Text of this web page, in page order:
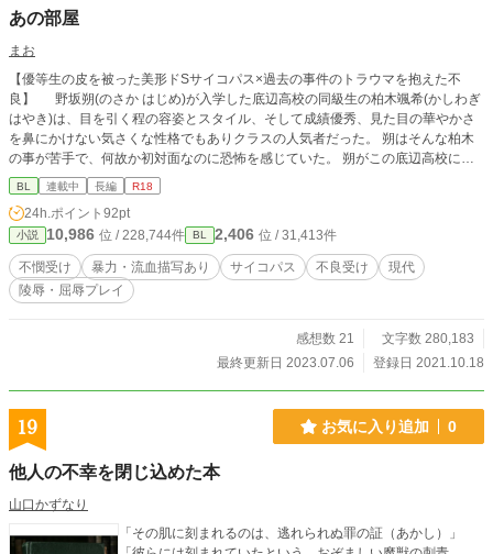
あの部屋
まお
【優等生の皮を被った美形ドSサイコパス×過去の事件のトラウマを抱えた不
良】 野坂朔(のさか はじめ)が入学した底辺高校の同級生の柏木颯希(かしわぎ
はやき)は、目を引く程の容姿とスタイル、そして成績優秀、見た目の華やかさ
を鼻にかけない気さくな性格でもありクラスの人気者だった。 朔はそんな柏木
の事が苦手で、何故か初対面なのに恐怖を感じていた。 朔がこの底辺高校に入
学したのは、中学の時に家庭教師から性被害を受け勉強が嫌いになり学校もサボ
りがちとなったから。 そして秀才の柏木が同じく敢えてこの底辺高校に入学し
た目的は──朔の存在だった。 ──｢さっきも言っただろ。俺は野坂を犯したいだ
けだよ。｣ ※過激表現多め ※激し(鬼畜)めの性描写あり ※暴力表現多め ※拘
束・SM・陵辱・流血・脅迫・無理矢理・失禁…等の表現があります(一部予定)
※タイトル+数字の話はR18表現あり
BL 連載中 長編 R18
24h.ポイント 92pt
小説 10,986 位 / 228,744件 BL 2,406 位 / 31,413件
不憫受け 暴力・流血描写あり サイコパス 不良受け
現代
陵辱・屈辱プレイ
感想数 21
文字数 280,183
最終更新日 2023.07.06
登録日 2021.10.18
19 お気に入り追加 0
他人の不幸を閉じ込めた本
山口かずなり
「その肌に刻まれるのは、逃れられぬ罪の証（あかし）」